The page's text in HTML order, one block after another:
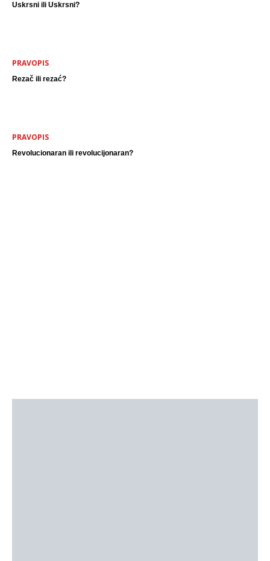
Uskrsni ili Uskrsni?
PRAVOPIS
Rezač ili rezać?
PRAVOPIS
Revolucionaran ili revolucijonaran?